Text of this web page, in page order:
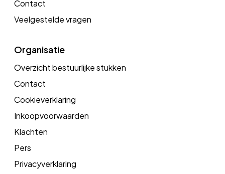
Contact
Veelgestelde vragen
Organisatie
Overzicht bestuurlijke stukken
Contact
Cookieverklaring
Inkoopvoorwaarden
Klachten
Pers
Privacyverklaring